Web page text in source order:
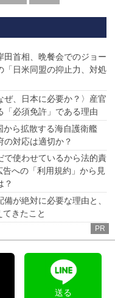
へ
田首相、晩餐会でのジョー
「日米同盟の抑止力、対処
ぜ、日本に必要か？〉産官
「必須免許」である理由
から拡散する海自護衛艦
の対応は適切か？
で使わせているから法的責
への「利用規約」から見
？
が絶対に必要な理由と、
きたこと
PR
送る